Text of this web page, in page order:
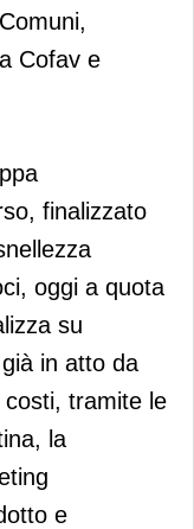
Cofav e
finalizzato
oggi a quota
su
in atto da
costi, tramite le
la
e